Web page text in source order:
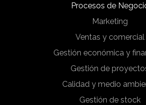
Procesos de
Marketing
Ventas y comercial
Gestión económica y
Gestión de
Calidad y medio
Gestión de stock